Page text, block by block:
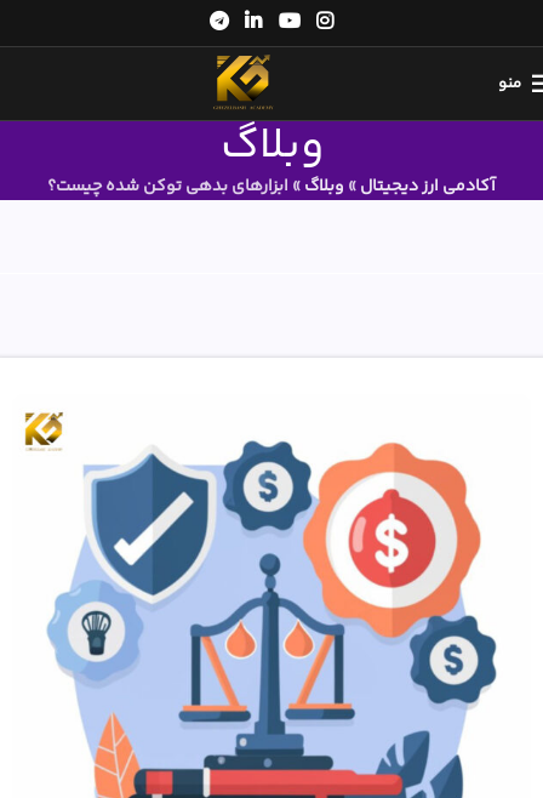
منو
وبلاگ
آکادمی ارز دیجیتال» وبلاگ» ابزارهای بدهی توکن شده چیست؟